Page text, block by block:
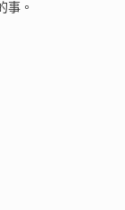
事。